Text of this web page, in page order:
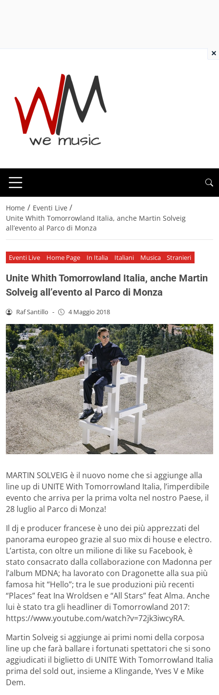
Home / Eventi Live /
Unite Whith Tomorrowland Italia, anche Martin Solveig
all’evento al Parco di Monza
Eventi Live Home Page In Italia Italiani Musica Stranieri
Unite Whith Tomorrowland Italia, anche Martin
Solveig all’evento al Parco di Monza
Raf Santillo - 4 Maggio 2018
MARTIN SOLVEIG è il nuovo nome che si aggiunge alla
line up di UNITE With Tomorrowland Italia, l’imperdibile
evento che arriva per la prima volta nel nostro Paese, il
28 luglio al Parco di Monza!
Il dj e producer francese è uno dei più apprezzati del
panorama europeo grazie al suo mix di house e electro.
L’artista, con oltre un milione di like su Facebook, è
stato consacrato dalla collaborazione con Madonna per
l’album MDNA; ha lavorato con Dragonette alla sua più
famosa hit “Hello”; tra le sue produzioni più recenti
“Places” feat Ina Wroldsen e “All Stars” feat Alma. Anche
lui è stato tra gli headliner di Tomorrowland 2017:
https://www.youtube.com/watch?v=72jk3iwcyRA.
Martin Solveig si aggiunge ai primi nomi della corposa
line up che farà ballare i fortunati spettatori che si sono
aggiudicati il biglietto di UNITE With Tomorrowland Italia
prima del sold out, insieme a Klingande, Yves V e Mike
Dem.
×